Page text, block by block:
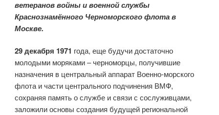
ветеранов войны и военной службы
Краснознамённого Черноморского флота в
Москве.
29 декабря 1971 года, еще будучи достаточно
молодыми моряками – черноморцы, получившие
назначения в центральный аппарат Военно-морского
флота и части центрального подчинения ВМФ,
сохраняя память о службе и связи с сослуживцами,
заложили основы создания будущей региональной